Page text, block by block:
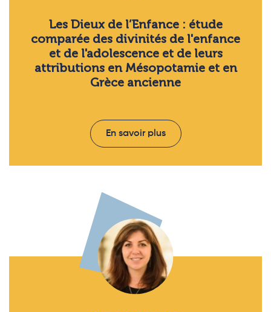
Les Dieux de l’Enfance : étude
comparée des divinités de l'enfance
et de l'adolescence et de leurs
attributions en Mésopotamie et en
Grèce ancienne
En savoir plus